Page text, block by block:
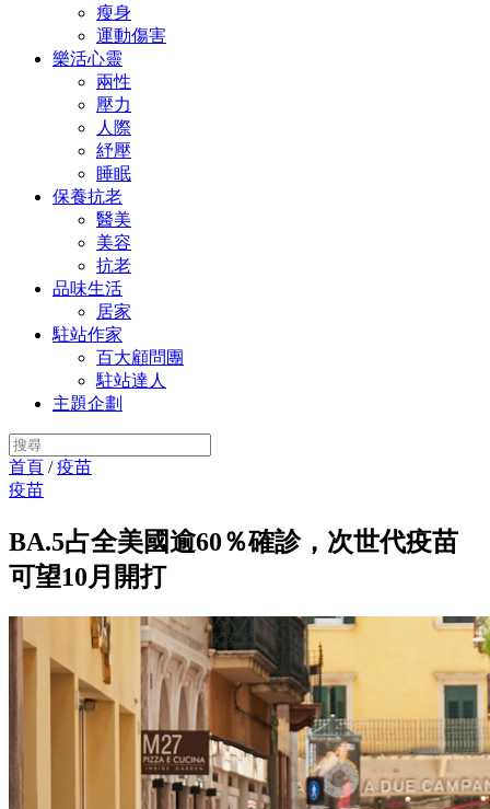
瘦身
運動傷害
樂活心靈
兩性
壓力
人際
紓壓
睡眠
保養抗老
醫美
美容
抗老
品味生活
居家
駐站作家
百大顧問團
駐站達人
主題企劃
首頁 /疫苗
疫苗
BA.5占全美國逾60％確診，次世代疫苗
可望10月開打